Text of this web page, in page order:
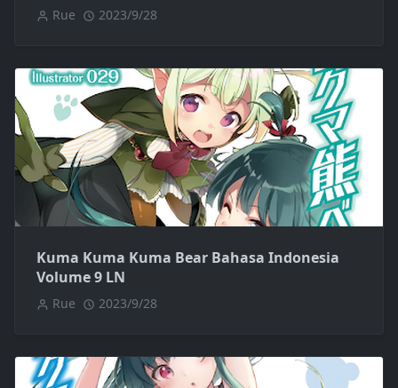
Rue 2023/9/28
Kuma Kuma Kuma Bear Bahasa Indonesia
Volume 9 LN
Rue 2023/9/28